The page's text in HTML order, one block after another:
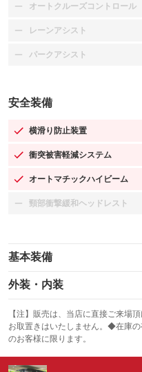
オートクルーズコントロール
：装備なし
レーンアシスト
：装備なし
パークアシスト
：装備なし
安全装備
横滑り防止装置
：装備あり
衝突被害軽減システム
：装備あり
オートマチックハイビーム
：装備あり
頸部衝撃緩和ヘッドレスト
：装備なし
基本装備
エアバッグ：運転席/助手席
：装備あり
：装備あり
サンルーフ
：装備なし
エアコン
：装備あり
外装・内装
カーナビ：SDナビ
：装備あり
TV：フルセグ
：装備あり
オーディオ：CDまたはCDチ
可
：装備あり
【注】販売は、当店に直接ご来場
お取置きはいたしません。◆在庫
のお客様に限ります。